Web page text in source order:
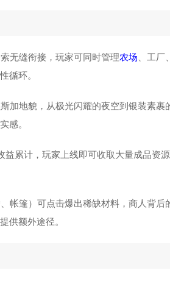
无缝衔接，玩家可同时管理农场 、工
循环。
加地貌，从极光闪耀的夜空到银装素裹
感。
益累计，玩家上线即可收取大量成品资
帐篷）可点击爆出稀缺材料，商人背
供额外途径。